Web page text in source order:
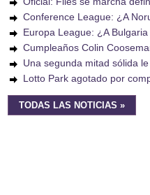
Conference League: ¿A
Europa League: ¿A
Cumpleaños Colin
Una segunda mitad sólida
Lotto Park agotado por
TODAS LAS NOTICIAS »